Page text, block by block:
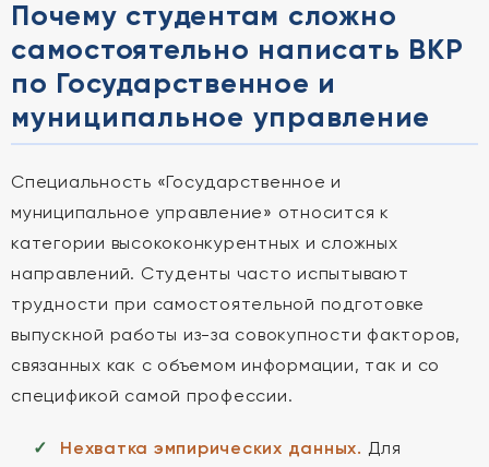
Почему студентам сложно
самостоятельно написать ВКР
по Государственное и
муниципальное управление
Специальность «Государственное и
муниципальное управление» относится к
категории высококонкурентных и сложных
направлений. Студенты часто испытывают
трудности при самостоятельной подготовке
выпускной работы из-за совокупности факторов,
связанных как с объемом информации, так и со
спецификой самой профессии.
Нехватка эмпирических данных. Для